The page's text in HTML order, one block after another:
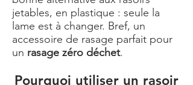
jetables, en plastique : seule la
lame est à changer. Bref, un
accessoire de rasage parfait pour
un rasage zéro déchet.
Pourquoi utiliser un rasoir